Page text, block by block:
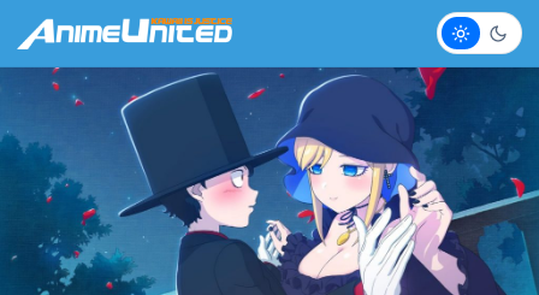
Claro